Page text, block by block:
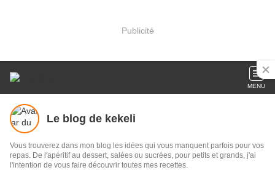
Publicité
MENU
Le blog de kekeli
Vous trouverez dans mon blog les idées qui vous manquent parfois pour vos
repas. De l'apéritif au dessert, salées ou sucrées, pour petits et grands, j'ai
l'intention de vous faire découvrir toutes mes recettes.